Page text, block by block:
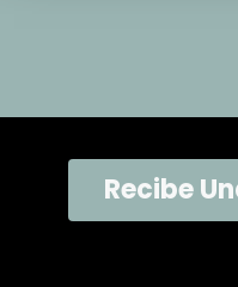
Recibe